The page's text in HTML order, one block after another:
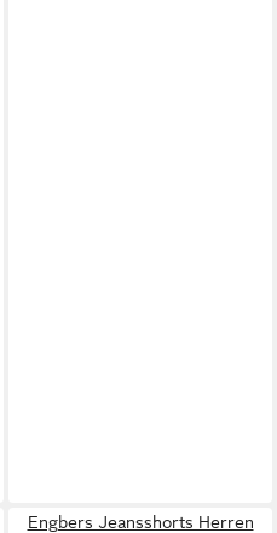
Engbers Jeansshorts Herren